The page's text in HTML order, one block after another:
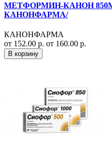
МЕТФОРМИН-КАНОН
КАНОНФАРМА/
КАНОНФАРМА
от 152.00 р. от 160.00 р.
В корзину